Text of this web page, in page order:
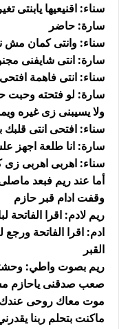
سناء: اقنيعيها يابنتى
سارة: حاضر
سناء: وانتى كمان مش
سارة: انتى شايفنى
سناء: انتى فاهمة افتحى
سارة: لو فتحته
ولا يسيبنى زى غيره
سناء: افتحى انتى
سارة: انا طلعة اجهز
سناء: اهربى اهربى
أما عند ريم فبعد
وقفت ادام قبر حازم
ريم لادم: اقرا الفاتحة
ادم: اقرا الفاتحة
القبر
ريم بصوت واطي:
صعب صدقنى ياحازم
موت معاك روحى
ماكنت بتحلم ربنا